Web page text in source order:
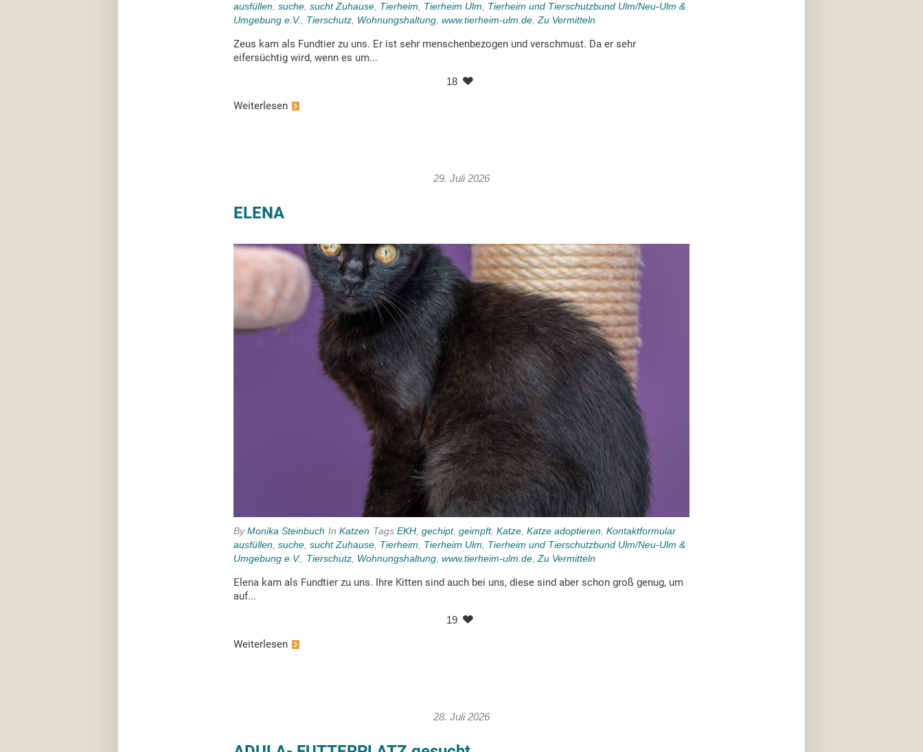
ausfüllen, suche, sucht Zuhause, Tierheim, Tierheim Ulm, Tierheim und Tierschutzbund Ulm/Neu-Ulm &
Umgebung e.V., Tierschutz, Wohnungshaltung, www.tierheim-ulm.de,Zu Vermitteln
Zeus kam als Fundtier zu uns. Er ist sehr menschenbezogen und verschmust. Da er sehr
eifersüchtig wird, wenn es um...
18
Weiterlesen
29. Juli 2026
ELENA
ByMonika Steinbuch In Katzen Tags EKH, gechipt, geimpft, Katze, Katze adoptieren, Kontaktformular
ausfüllen, suche, sucht Zuhause, Tierheim, Tierheim Ulm, Tierheim und Tierschutzbund Ulm/Neu-Ulm &
Umgebung e.V., Tierschutz, Wohnungshaltung, www.tierheim-ulm.de,Zu Vermitteln
Elena kam als Fundtier zu uns. Ihre Kitten sind auch bei uns, diese sind aber schon groß genug, um
auf...
19
Weiterlesen
28. Juli 2026